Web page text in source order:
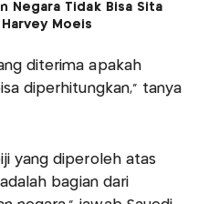
Negara Tidak Bisa Sita
Moeis
diterima apakah
diperhitungkan," tanya
yang diperoleh atas
bagian dari